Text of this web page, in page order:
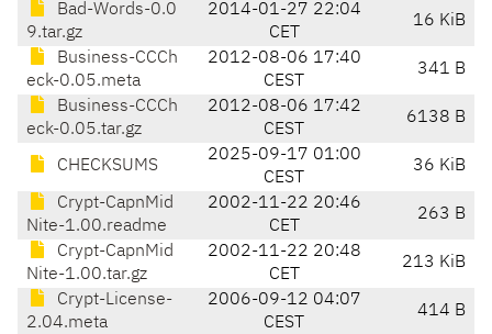
Bad-Words-0.0
9.tar.gz
2014-01-27 22:04
CET
16 KiB
Business-CCCh
eck-0.05.meta
2012-08-06 17:40
CEST
341 B
Business-CCCh
eck-0.05.tar.gz
2012-08-06 17:42
CEST
6138 B
CHECKSUMS
2025-09-17 01:00
CEST
36 KiB
Crypt-CapnMid
Nite-1.00.readme
2002-11-22 20:46
CET
263 B
Crypt-CapnMid
Nite-1.00.tar.gz
2002-11-22 20:48
CET
213 KiB
Crypt-License-
2.04.meta
2006-09-12 04:07
CEST
414 B